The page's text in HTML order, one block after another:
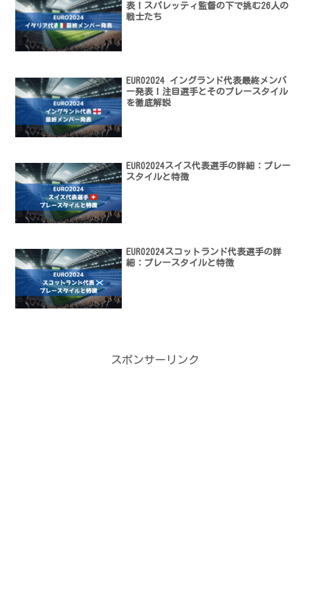
表！スパレッティ監督の下で挑む26人の
戦士たち
EURO2024 イングランド代表最終メンバ
ー発表！注目選手とそのプレースタイル
を徹底解説
EURO2024スイス代表選手の詳細：プレー
スタイルと特徴
EURO2024スコットランド代表選手の詳
細：プレースタイルと特徴
スポンサーリンク